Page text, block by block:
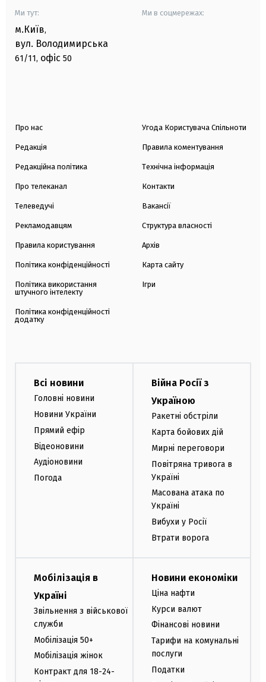
Ми тут:
м.Київ,
вул. Володимирська
61/11, офіс 50
Ми в соцмережах:
Про нас
Редакція
Редакційна політика
Про телеканал
Телеведучі
Рекламодавцям
Правила користування
Політика конфіденційності
Політика використання
штучного інтелекту
Політика конфіденційності
додатку
Угода Користувача Спільноти
Правила коментування
Технічна інформація
Контакти
Вакансії
Структура власності
Архів
Карта сайту
Ігри
Всі новини
Головні новини
Новини України
Прямий ефір
Відеоновини
Аудіоновини
Погода
Війна Росії з
Україною
Ракетні обстріли
Карта бойових дій
Мирні переговори
Повітряна тривога в
Україні
Масована атака по
Україні
Вибухи у Росії
Втрати ворога
Мобілізація в
Україні
Звільнення з військової
служби
Мобілізація 50+
Мобілізація жінок
Контракт для 18-24-
Новини економіки
Ціна нафти
Курси валют
Фінансові новини
Тарифи на комунальні
послуги
Податки